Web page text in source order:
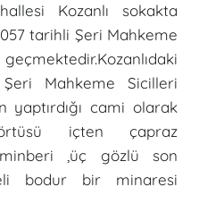
Kozanlı sokakta
tarihli Şeri Mahkeme
Mahkeme Sicilleri
yaptırdığı cami olarak
örtüsü içten çapraz
minberi ,üç gözlü son
bodur bir minaresi